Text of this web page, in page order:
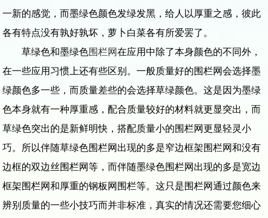
一新的感觉，而墨绿色颜色发绿发黑，给人以厚重之感，彼此
各有特点没有孰好孰坏，萝卜白菜各有所爱罢了。
草绿色和墨绿色围栏网在应用中除了本身颜色的不同外，
在一些应用习惯上还有些区别。一般质量好的围栏网会选择墨
绿颜色多一些，而质量差些的会选择草绿颜色。这是因为墨绿
色本身就有一种厚重感，配合质量较好的材料就更显突出，而
草绿色突出的是新鲜明快，搭配质量小的围栏网更显轻灵小
巧。所以伴随草绿色围栏网出现的多是窄边框架围栏网和没有
边框的双边丝围栏网等，而伴随墨绿色围栏网出现的多是宽边
框架围栏网和厚重的钢板网围栏等。这只是围栏网通过颜色来
辨别质量的一些小技巧而并非标准，真实的情况还需要您细心